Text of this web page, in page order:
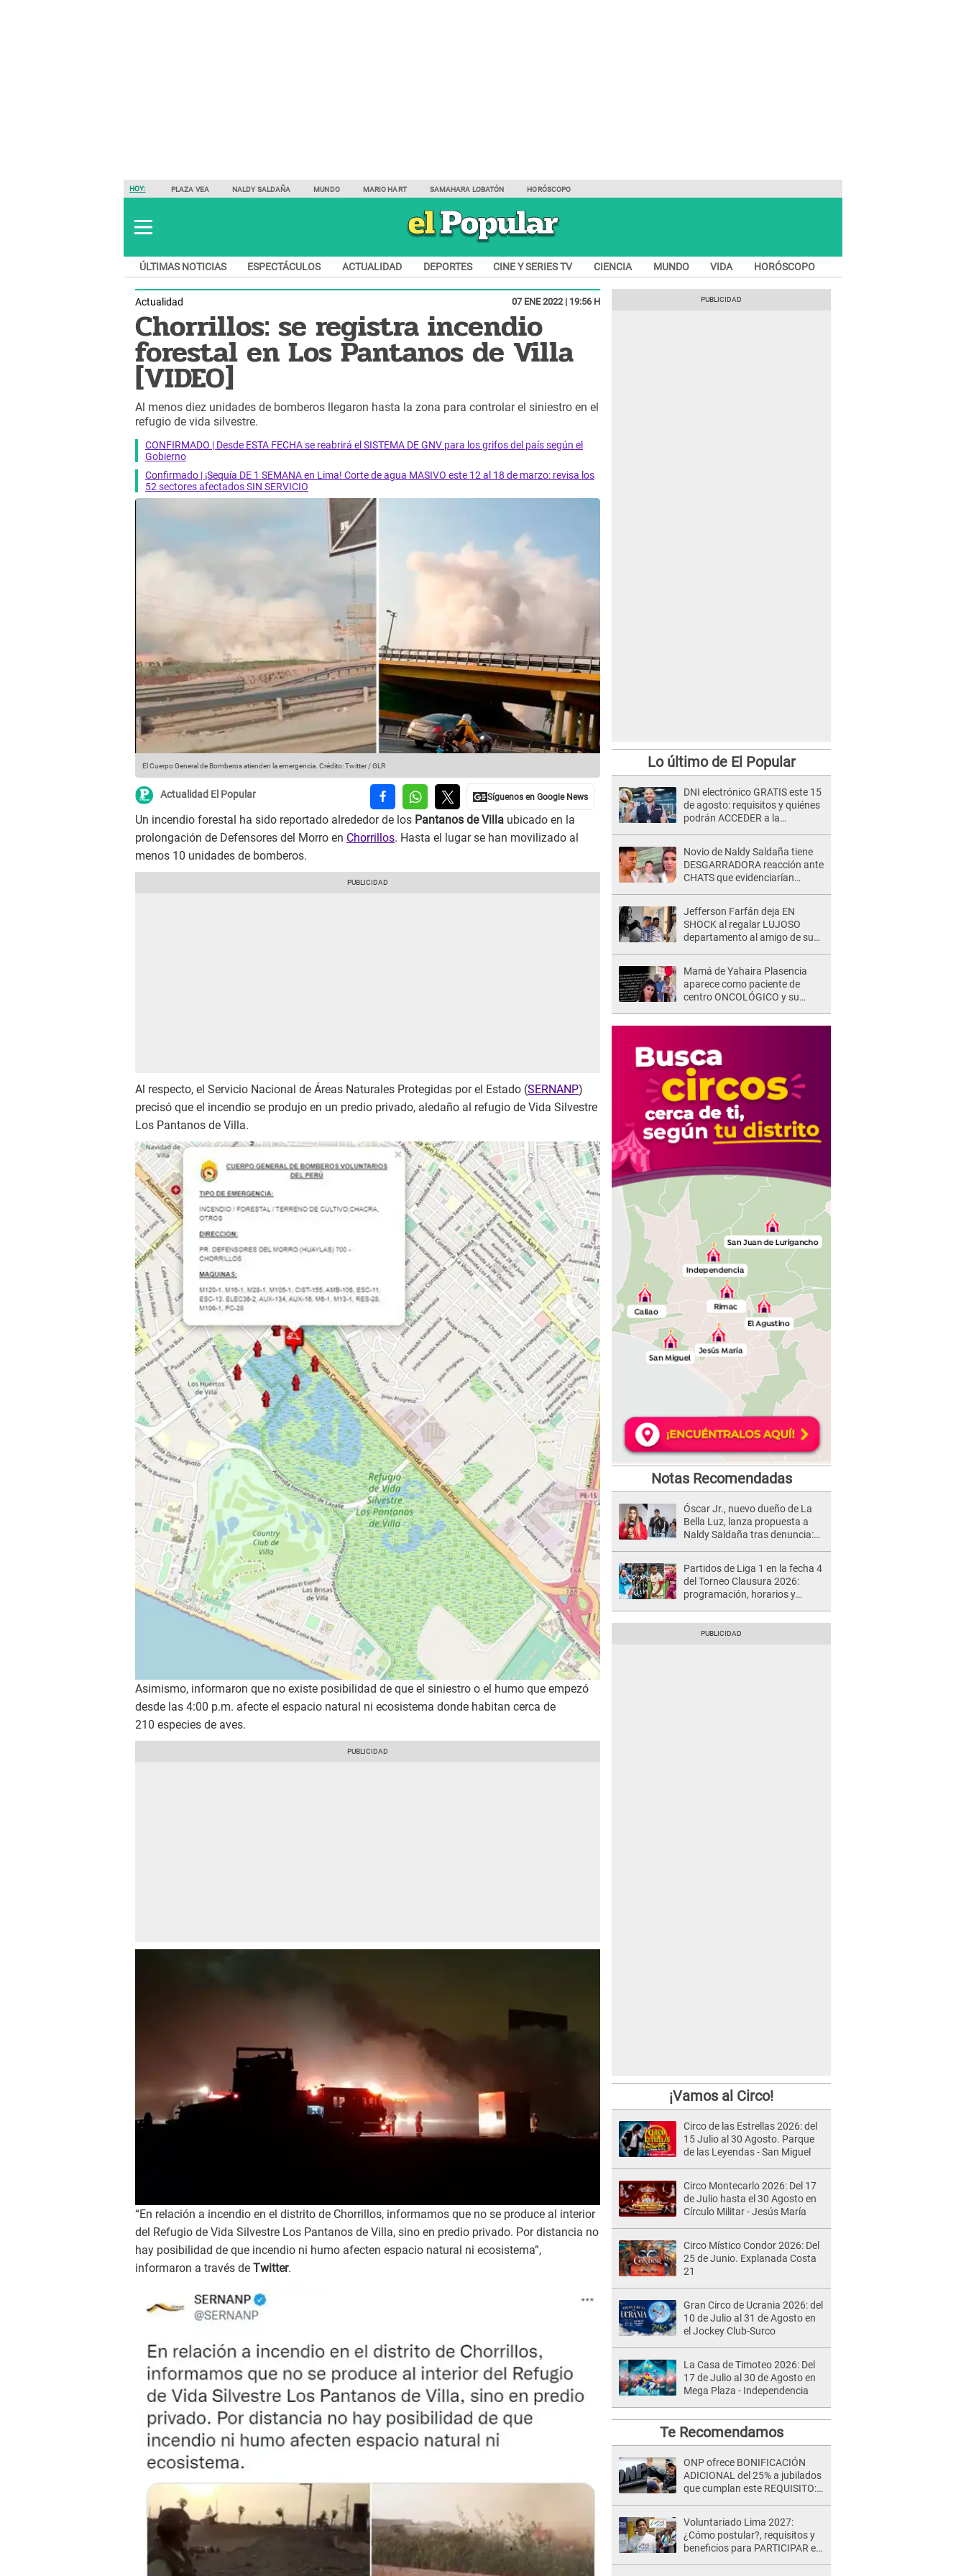
HOY: PLAZA VEA NALDY SALDAÑA MUNDO MARIO HART SAMAHARA LOBATÓN HORÓSCOPO
ÚLTIMAS NOTICIAS ESPECTÁCULOS ACTUALIDAD DEPORTES CINE Y SERIES TV CIENCIA MUNDO VIDA HORÓSCOPO
Actualidad 07 ENE 2022 | 19:56 H
Chorrillos: se registra incendio
forestal en Los Pantanos de Villa
[VIDEO]
Al menos diez unidades de bomberos llegaron hasta la zona para controlar el siniestro en el
refugio de vida silvestre.
CONFIRMADO | Desde ESTA FECHA se reabrirá el SISTEMA DE GNV para los grifos del país según el
Gobierno
Confirmado | ¡Sequía DE 1 SEMANA en Lima! Corte de agua MASIVO este 12 al 18 de marzo: revisa los
52 sectores afectados SIN SERVICIO
El Cuerpo General de Bomberos atienden la emergencia. Crédito: Twitter / GLR
Actualidad El Popular
Un incendio forestal ha sido reportado alrededor de los Pantanos de Villa ubicado en la
prolongación de Defensores del Morro en Chorrillos. Hasta el lugar se han movilizado al
menos 10 unidades de bomberos.
Al respecto, el Servicio Nacional de Áreas Naturales Protegidas por el Estado (SERNANP)
precisó que el incendio se produjo en un predio privado, aledaño al refugio de Vida Silvestre
Los Pantanos de Villa.
Asimismo, informaron que no existe posibilidad de que el siniestro o el humo que empezó
desde las 4:00 p.m. afecte el espacio natural ni ecosistema donde habitan cerca de
210 especies de aves.
“En relación a incendio en el distrito de Chorrillos, informamos que no se produce al interior
del Refugio de Vida Silvestre Los Pantanos de Villa, sino en predio privado. Por distancia no
hay posibilidad de que incendio ni humo afecten espacio natural ni ecosistema”,
informaron a través de Twitter.
Lo último de El Popular
DNI electrónico GRATIS este 15
de agosto: requisitos y quiénes
podrán ACCEDER a la
Novio de Naldy Saldaña tiene
DESGARRADORA reacción ante
CHATS que evidenciarían
Jefferson Farfán deja EN
SHOCK al regalar LUJOSO
departamento al amigo de su
Mamá de Yahaira Plasencia
aparece como paciente de
centro ONCOLÓGICO y su
Notas Recomendadas
Óscar Jr., nuevo dueño de La
Bella Luz, lanza propuesta a
Naldy Saldaña tras denuncia:
Partidos de Liga 1 en la fecha 4
del Torneo Clausura 2026:
programación, horarios y
¡Vamos al Circo!
Circo de las Estrellas 2026: del
15 Julio al 30 Agosto. Parque
de las Leyendas - San Miguel
Circo Montecarlo 2026: Del 17
de Julio hasta el 30 Agosto en
Círculo Militar - Jesús María
Circo Místico Condor 2026: Del
25 de Junio. Explanada Costa
21
Gran Circo de Ucrania 2026: del
10 de Julio al 31 de Agosto en
el Jockey Club-Surco
La Casa de Timoteo 2026: Del
17 de Julio al 30 de Agosto en
Mega Plaza - Independencia
Te Recomendamos
ONP ofrece BONIFICACIÓN
ADICIONAL del 25% a jubilados
que cumplan este REQUISITO:
Voluntariado Lima 2027:
¿Cómo postular?, requisitos y
beneficios para PARTICIPAR en